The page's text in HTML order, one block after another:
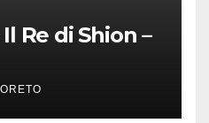
Re di Shion –